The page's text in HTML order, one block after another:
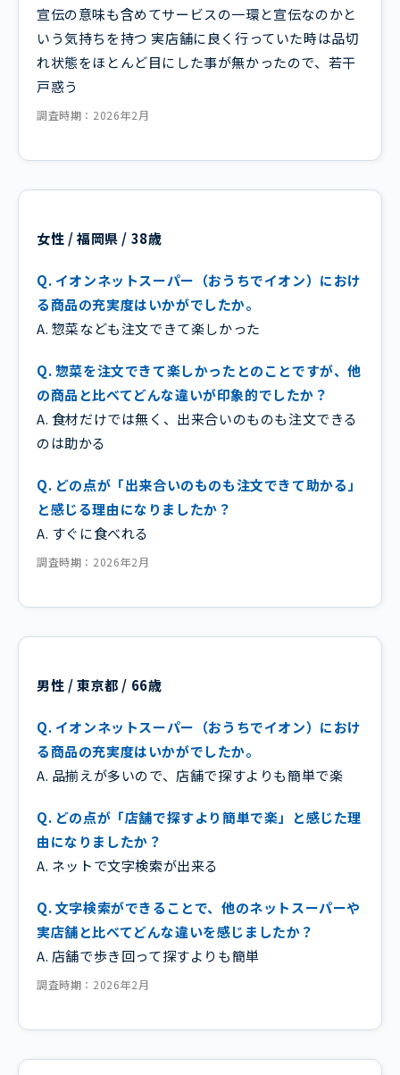
宣伝の意味も含めてサービスの一環と宣伝なのかと
いう気持ちを持つ 実店舗に良く行っていた時は品切
れ状態をほとんど目にした事が無かったので、若干
戸惑う
調査時期：2026年2月
女性 / 福岡県 / 38歳
Q. イオンネットスーパー（おうちでイオン）におけ
る商品の充実度はいかがでしたか。
A. 惣菜なども注文できて楽しかった
Q. 惣菜を注文できて楽しかったとのことですが、他
の商品と比べてどんな違いが印象的でしたか？
A. 食材だけでは無く、出来合いのものも注文できる
のは助かる
Q. どの点が「出来合いのものも注文できて助かる」
と感じる理由になりましたか？
A. すぐに食べれる
調査時期：2026年2月
男性 / 東京都 / 66歳
Q. イオンネットスーパー（おうちでイオン）におけ
る商品の充実度はいかがでしたか。
A. 品揃えが多いので、店舗で探すよりも簡単で楽
Q. どの点が「店舗で探すより簡単で楽」と感じた理
由になりましたか？
A. ネットで文字検索が出来る
Q. 文字検索ができることで、他のネットスーパーや
実店舗と比べてどんな違いを感じましたか？
A. 店舗で歩き回って探すよりも簡単
調査時期：2026年2月